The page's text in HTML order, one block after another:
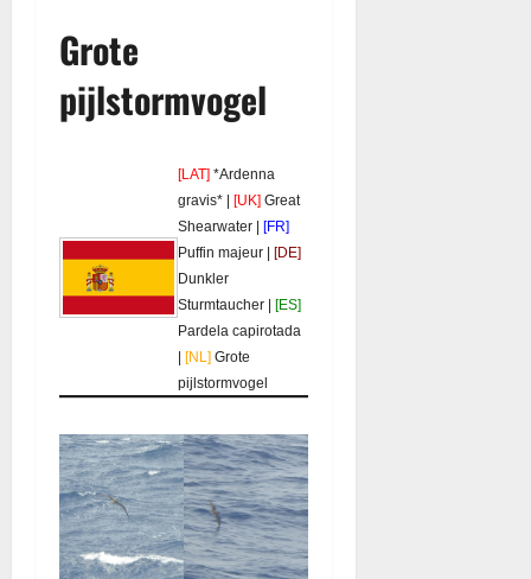
Grote
pijlstormvogel
[LAT] *Ardenna
gravis* | [UK] Great
Shearwater | [FR]
Puffin majeur | [DE]
Dunkler
Sturmtaucher | [ES]
Pardela capirotada
| [NL] Grote
pijlstormvogel